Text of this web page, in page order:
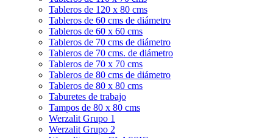
Tableros de 120 x 80 cms
Tableros de 60 cms de diámetro
Tableros de 60 x 60 cms
Tableros de 70 cms de diámetro
Tableros de 70 cms. de diámetro
Tableros de 70 x 70 cms
Tableros de 80 cms de diámetro
Tableros de 80 x 80 cms
Taburetes de trabajo
Tampos de 80 x 80 cms
Werzalit Grupo 1
Werzalit Grupo 2